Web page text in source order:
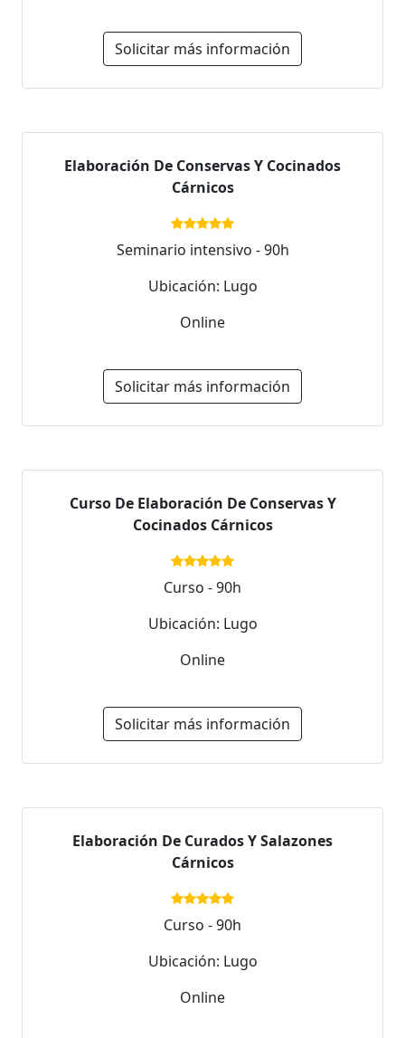
Solicitar más información
Elaboración De Conservas Y Cocinados
Cárnicos
Seminario intensivo - 90h
Ubicación: Lugo
Online
Solicitar más información
Curso De Elaboración De Conservas Y
Cocinados Cárnicos
Curso - 90h
Ubicación: Lugo
Online
Solicitar más información
Elaboración De Curados Y Salazones
Cárnicos
Curso - 90h
Ubicación: Lugo
Online